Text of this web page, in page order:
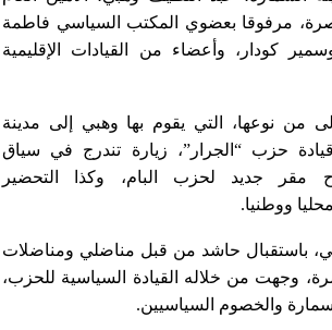
مرفوقا بعضوي المكتب السياسي فاطمة
كودار، وأعضاء من القيادات الإقليمية
من نوعها، التي يقوم بها وهبي إلى مدينة
قيادة حزب “الجرار”، زيارة تندرج في سياق
مقر جديد لحزب البام، وكذا التحضير
ووطنيا.
باستقبال حاشد من قبل مناضلي ومناضلات
وجهت من خلاله القيادة السياسية للحزب،
والخصوم السياسيين.